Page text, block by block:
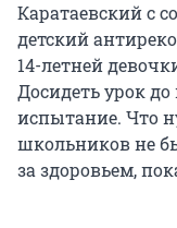
Каратаевский с
детский
14-летней
Досидеть урок
испытание. Что
школьников не
за здоровьем,